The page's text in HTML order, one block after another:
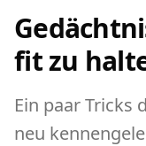
fit zu
Ein paar Tricks
neu